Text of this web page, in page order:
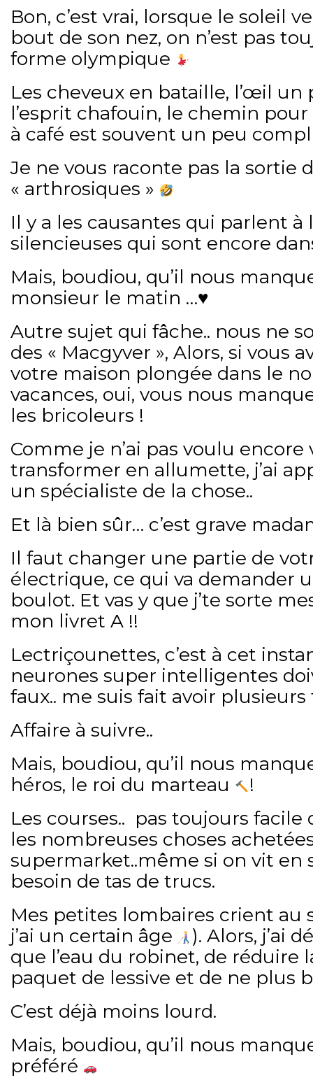
Bon, c’est vrai, lorsque le soleil
bout de son nez, on n’est pas
forme olympique
Les cheveux en bataille, l’œil un
l’esprit chafouin, le chemin
à café est souvent un peu
Je ne vous raconte pas la sortie
« arthrosiques »
Il y a les causantes qui parlent
silencieuses qui sont encore
Mais, boudiou, qu’il nous
monsieur le matin …♥️
Autre sujet qui fâche.. nous ne
des « Macgyver », Alors, si vous
votre maison plongée dans le
vacances, oui, vous nous
les bricoleurs !
Comme je n’ai pas voulu
transformer en allumette, j’ai
un spécialiste de la chose..
Et là bien sûr… c’est grave
Il faut changer une partie de
électrique, ce qui va demander
boulot. Et vas y que j’te sorte
mon livret A !!
Lectriçounettes, c’est à cet
neurones super intelligentes
faux.. me suis fait avoir plusieurs
Affaire à suivre..
Mais, boudiou, qu’il nous
héros, le roi du marteau
!
Les courses.. pas toujours
les nombreuses choses
supermarket..même si on vit en
besoin de tas de trucs.
Mes petites lombaires crient au
j’ai un certain âge
). Alors, j’ai
que l’eau du robinet, de réduire
paquet de lessive et de ne plus
C’est déjà moins lourd.
Mais, boudiou, qu’il nous
préféré